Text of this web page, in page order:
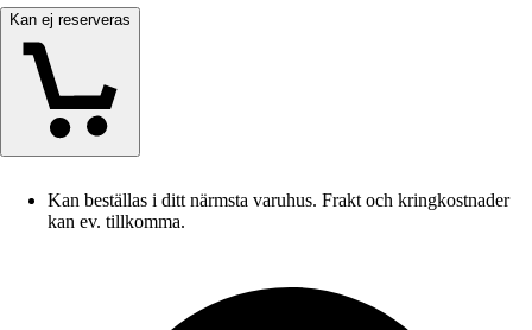
Kan ej reserveras
Kan beställas i ditt närmsta varuhus. Frakt och kringkostnader
kan ev. tillkomma.